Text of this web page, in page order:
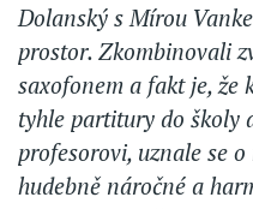
Dolanský s Mírou
prostor. Zkombinovali
saxofonem a fakt je, že
tyhle partitury do školy
profesorovi, uznale se
hudebně náročné a